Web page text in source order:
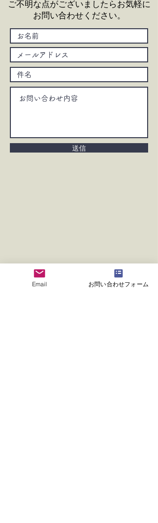
送信
ご不明な点がございましたらお気軽に
お問い合わせください。
Email お問い合わせフォーム